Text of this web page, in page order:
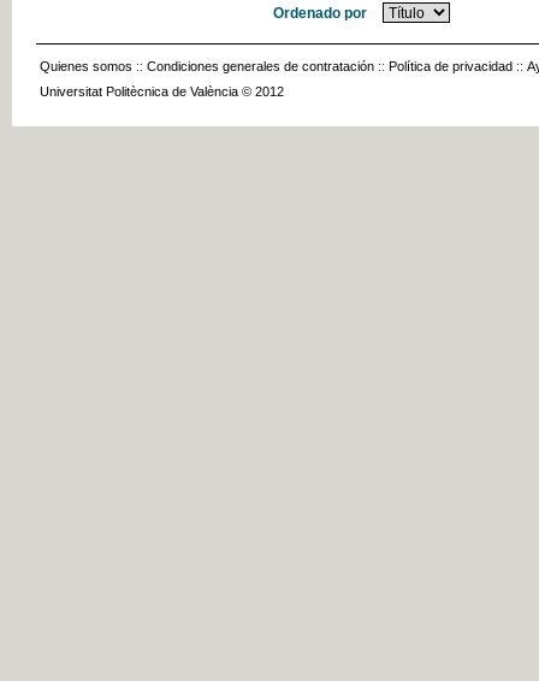
Ordenado por
Quienes somos :: Condiciones generales de contratación :: Política de privacidad ::
Universitat Politècnica de València © 2012